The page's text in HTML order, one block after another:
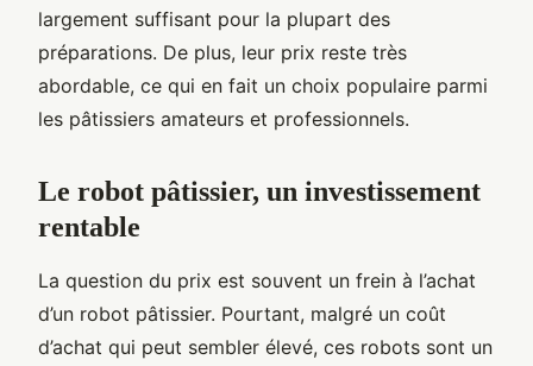
largement suffisant pour la plupart des
préparations. De plus, leur prix reste très
abordable, ce qui en fait un choix populaire parmi
les pâtissiers amateurs et professionnels.
Le robot pâtissier, un investissement
rentable
La question du prix est souvent un frein à l’achat
d’un robot pâtissier. Pourtant, malgré un coût
d’achat qui peut sembler élevé, ces robots sont un